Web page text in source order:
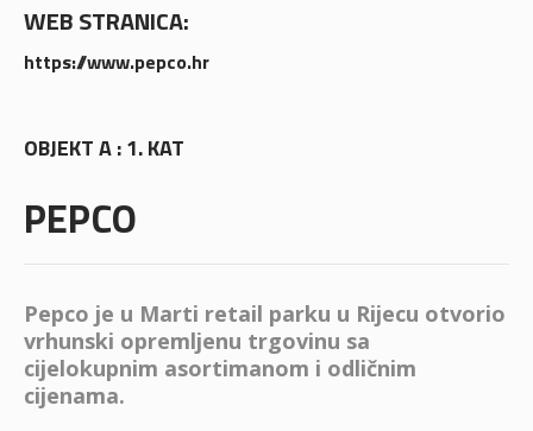
WEB STRANICA:
https://www.pepco.hr
OBJEKT A : 1. KAT
PEPCO
Pepco je u Marti retail parku u Rijecu otvorio
vrhunski opremljenu trgovinu sa
cijelokupnim asortimanom i odličnim
cijenama.